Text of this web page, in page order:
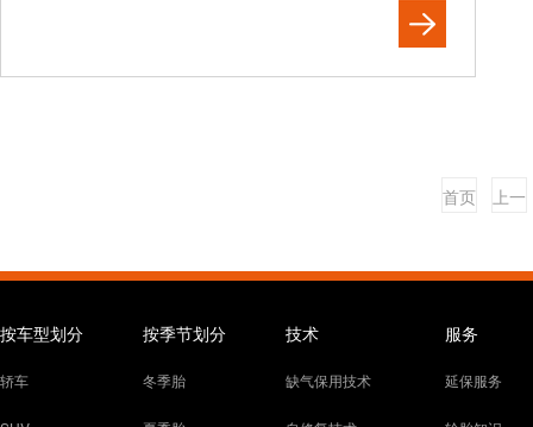
首页
上一
按车型划分
轿车
按季节划分
冬季胎
技术
缺气保用技术
服务
延保服务